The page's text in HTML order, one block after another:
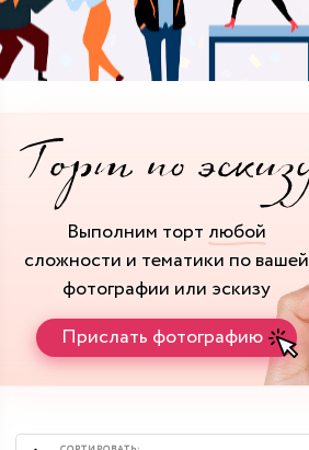
Выполним торт любой
сложности и тематики по вашей
фотографии или эскизу
Прислать фотографию